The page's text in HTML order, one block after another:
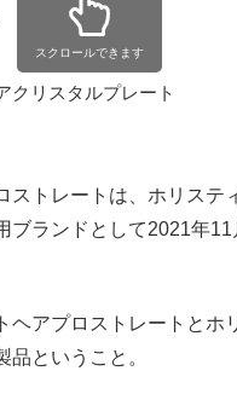
クリスタルプレート
スクロールできます
ストレートは、ホリステ
ブランドとして2021年11
ヘアプロストレートとホ
品ということ。